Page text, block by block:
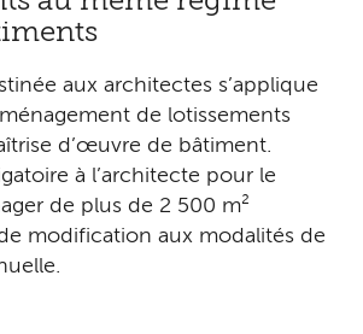
aux architectes s’applique
de lotissements
d’œuvre de bâtiment.
à l’architecte pour le
de plus de 2 500 m²
modification aux modalités de